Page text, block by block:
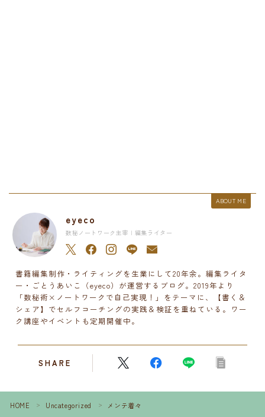
ABOUT ME
eyeco
数秘ノートワーク主宰 | 編集ライター
書籍編集制作・ライティングを生業にして20年余。編集ライタ
ー・ごとうあいこ（eyeco）が運営するブログ。2019年より
「数秘術×ノートワークで自己実現！」をテーマに、【書く＆
シェア】でセルフコーチングの実践＆検証を重ねている。ワー
ク講座やイベントも定期開催中。
SHARE
HOME ＞ Uncategorized ＞ メンテ着々